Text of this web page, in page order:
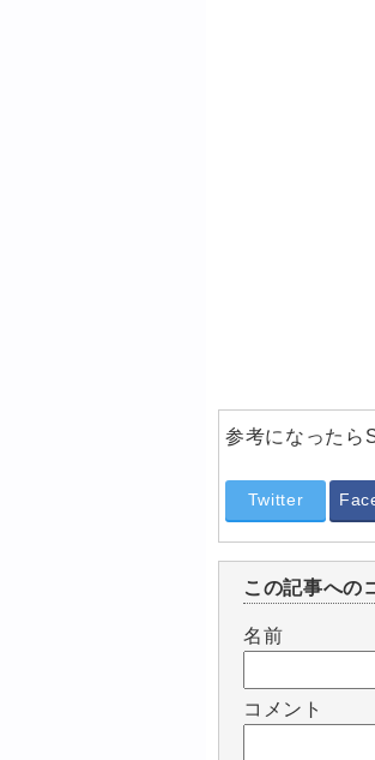
参考になったら
Twitter
この記事への
名前
コメント